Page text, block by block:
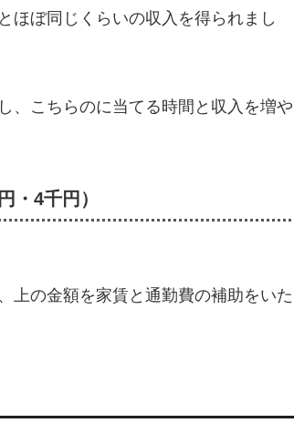
ほぼ同じくらいの収入を得られまし
、こちらのに当てる時間と収入を増や
・4千円）
上の金額を家賃と通勤費の補助をいた